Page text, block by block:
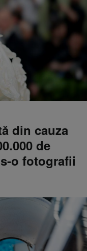
din cauza
de
o fotografii